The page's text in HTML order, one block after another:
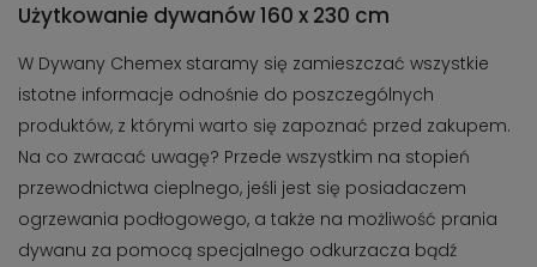
Użytkowanie dywanów 160 x 230 cm
W Dywany Chemex staramy się zamieszczać wszystkie
istotne informacje odnośnie do poszczególnych
produktów, z którymi warto się zapoznać przed zakupem.
Na co zwracać uwagę? Przede wszystkim na stopień
przewodnictwa cieplnego, jeśli jest się posiadaczem
ogrzewania podłogowego, a także na możliwość prania
dywanu za pomocą specjalnego odkurzacza bądź